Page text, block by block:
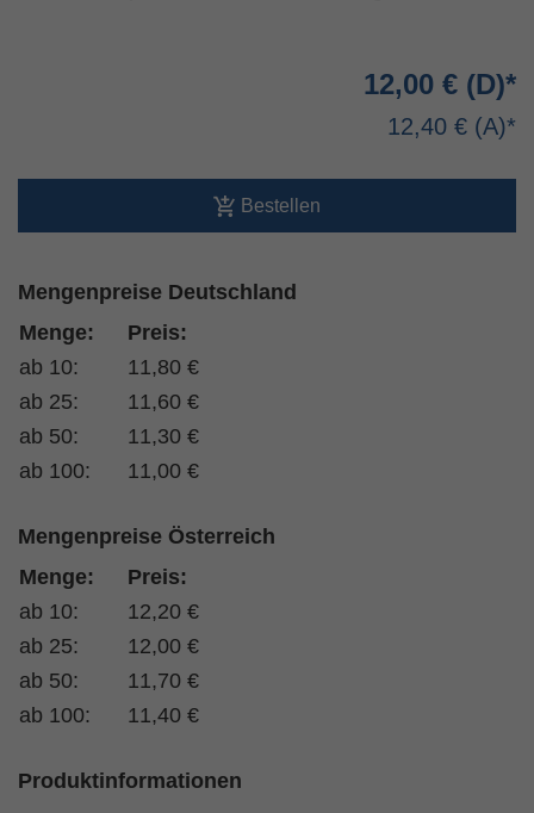
12,00 €
12,40 €
Bestellen
Mengenpreise Deutschland
Menge:
Preis:
ab 10:
11,80 €
ab 25:
11,60 €
ab 50:
11,30 €
ab 100:
11,00 €
Mengenpreise Österreich
Menge:
Preis:
ab 10:
12,20 €
ab 25:
12,00 €
ab 50:
11,70 €
ab 100:
11,40 €
Produktinformationen